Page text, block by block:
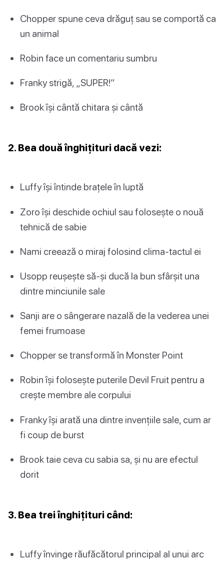
Chopper spune ceva drăguț sau se comportă ca
un animal
Robin face un comentariu sumbru
Franky strigă, „SUPER!”
Brook își cântă chitara și cântă
2. Bea două înghițituri dacă vezi:
Luffy își întinde brațele în luptă
Zoro își deschide ochiul sau folosește o nouă
tehnică de sabie
Nami creează o miraj folosind clima-tactul ei
Usopp reușește să-și ducă la bun sfârșit una
dintre minciunile sale
Sanji are o sângerare nazală de la vederea unei
femei frumoase
Chopper se transformă în Monster Point
Robin își folosește puterile Devil Fruit pentru a
crește membre ale corpului
Franky își arată una dintre invențiile sale, cum ar
fi coup de burst
Brook taie ceva cu sabia sa, și nu are efectul
dorit
3. Bea trei înghițituri când:
Luffy învinge răufăcătorul principal al unui arc